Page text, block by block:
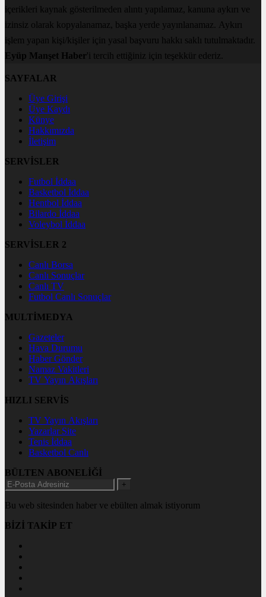
içerikleri kaynak gösterilmeden alıntı yapılamaz, kanuna aykırı ve
izinsiz olarak kopyalanamaz, başka yerde yayınlanamaz. Aykırı
işlem yapan kişi/kişiler için yasal başvuru hakkı saklı tutulmaktadır.
Eyüp Manşet Haber'i tercih ettiğiniz için teşekkür ederiz.
SAYFALAR
Üye Girişi
Üye Kaydı
Künye
Hakkımızda
İletişim
SERVİSLER
Futbol İddaa
Basketbol İddaa
Hentbol İddaa
Bilardo İddaa
Voleybol İddaa
SERVİSLER 2
Canlı Borsa
Canlı Sonuçlar
Canlı TV
Futbol Canlı Sonuçlar
MULTİMEDYA
Gazeteler
Hava Durumu
Haber Gönder
Namaz Vakitleri
TV Yayın Akışları
HIZLI SERVİS
TV Yayın Akışları
Yazarlar Site
Tenis İddaa
Basketbol Canlı
BÜLTEN ABONELİĞİ
+
Bu web sitesinden haber ve ebülten almak istiyorum
BİZİ TAKİP ET